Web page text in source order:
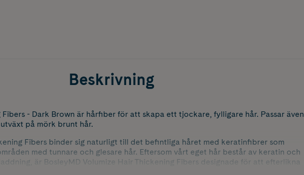
Beskrivning
Fibers - Dark Brown är hårfiber för att skapa ett tjockare, fylligare hår. Passar även
på mörk brunt hår.
Fibers binder sig naturligt till det befintliga håret med keratinfibrer som
med tunnare och glesare hår. Eftersom vårt eget hår består av keratin och
är BosleyMD Volumize Hair Thickening Fibers designade för att efterlikna